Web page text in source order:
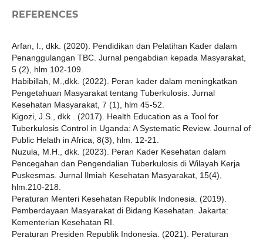
REFERENCES
Arfan, I., dkk. (2020). Pendidikan dan Pelatihan Kader dalam
Penanggulangan TBC. Jurnal pengabdian kepada Masyarakat,
5 (2), hlm 102-109.
Habibillah, M.,dkk. (2022). Peran kader dalam meningkatkan
Pengetahuan Masyarakat tentang Tuberkulosis. Jurnal
Kesehatan Masyarakat, 7 (1), hlm 45-52.
Kigozi, J.S., dkk . (2017). Health Education as a Tool for
Tuberkulosis Control in Uganda: A Systematic Review. Journal of
Public Helath in Africa, 8(3), hlm. 12-21.
Nuzula, M.H., dkk. (2023). Peran Kader Kesehatan dalam
Pencegahan dan Pengendalian Tuberkulosis di Wilayah Kerja
Puskesmas. Jurnal Ilmiah Kesehatan Masyarakat, 15(4),
hlm.210-218.
Peraturan Menteri Kesehatan Republik Indonesia. (2019).
Pemberdayaan Masyarakat di Bidang Kesehatan. Jakarta:
Kementerian Kesehatan RI.
Peraturan Presiden Republik Indonesia. (2021). Peraturan